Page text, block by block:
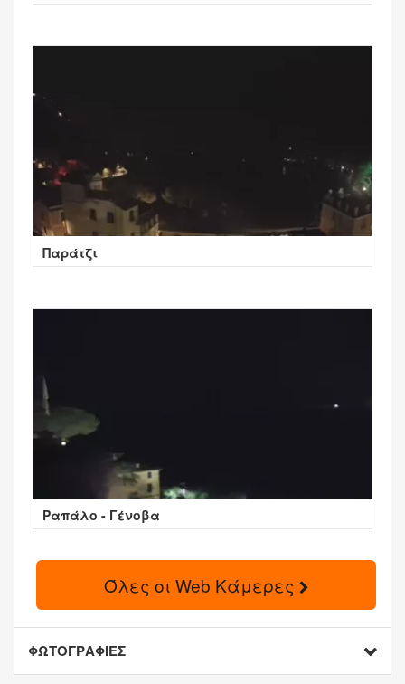
Παράτζι
Ραπάλο - Γένοβα
Όλες οι Web Κάμερες
ΦΩΤΟΓΡΑΦΙΕΣ